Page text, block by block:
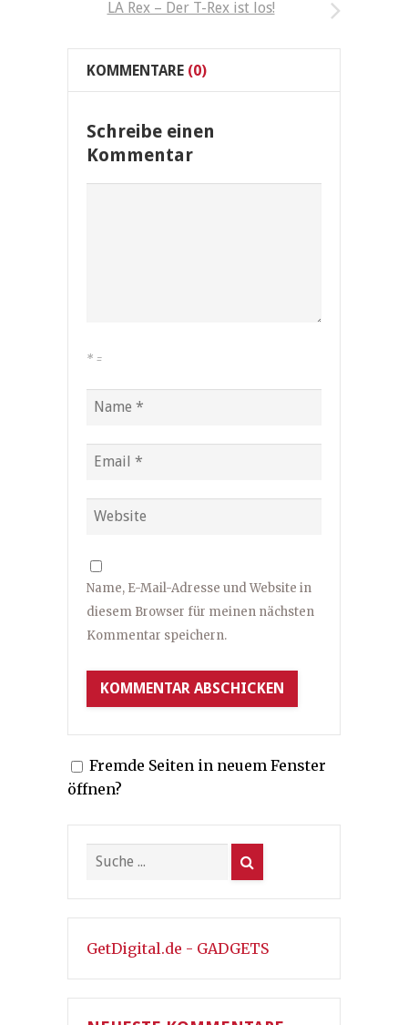
LA Rex – Der T-Rex ist los!
KOMMENTARE (0)
Schreibe einen
Kommentar
* =
Name, E-Mail-Adresse und Website in
diesem Browser für meinen nächsten
Kommentar speichern.
Fremde Seiten in neuem Fenster
öffnen?
GetDigital.de - GADGETS